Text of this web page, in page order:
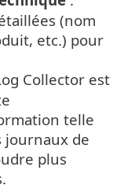
(nom
etc.) pour
Collector est
telle
journaux de
plus